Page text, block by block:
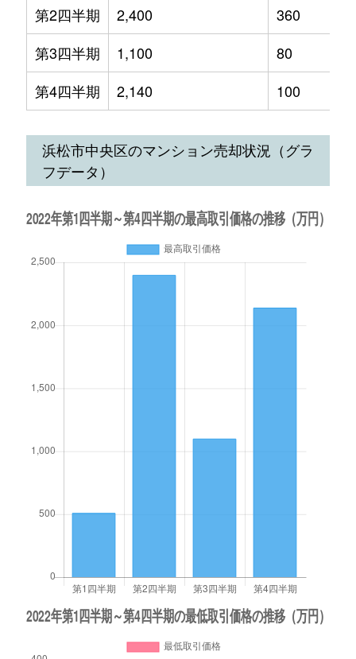
第2四半期 2,400
360
第3四半期
1,100
80
第4四半期
2,140 100
浜松市中央区のマンション売却状況（グラ
フデータ）